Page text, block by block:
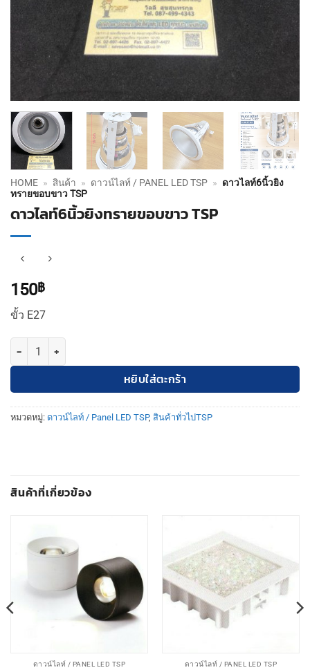
HOME » สินค้า » ดาวน์ไลท์ / PANEL LED TSP » ดาวไลท์6นิ้วยิง
ทรายขอบขาว TSP
ดาวไลท์6นิ้วยิงทรายขอบขาว TSP
150฿
ขั้ว E27
จำนวน ดาวไลท์6นิ้วยิงทรายขอบขาว TSP ชิ้น
หยิบใส่ตะกร้า
หมวดหมู่: ดาวน์ไลท์ / Panel LED TSP, สินค้าทั่วไปTSP
สินค้าที่เกี่ยวข้อง
ดาวน์ไลท์ / PANEL LED TSP ดาวน์ไลท์ / PANEL LED TSP